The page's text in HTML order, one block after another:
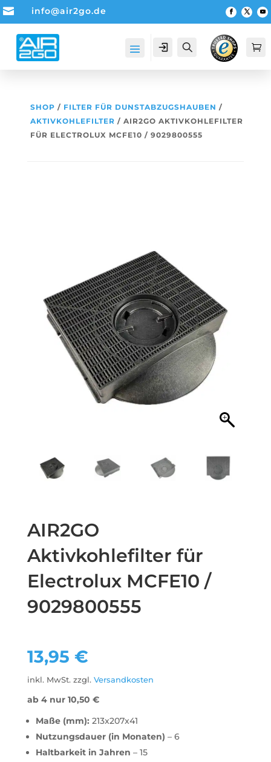
 info@air2go.de
Account Suche 
SHOP / FILTER FÜR DUNSTABZUGSHAUBEN /
AKTIVKOHLEFILTER / AIR2GO AKTIVKOHLEFILTER
FÜR ELECTROLUX MCFE10 / 9029800555
AIR2GO
Aktivkohlefilter für
Electrolux MCFE10 /
9029800555
13,95 €
inkl. MwSt. zzgl. Versandkosten
ab 4 nur 10,50 €
Maße (mm): 213x207x41
Nutzungsdauer (in Monaten) – 6
Haltbarkeit in Jahren – 15